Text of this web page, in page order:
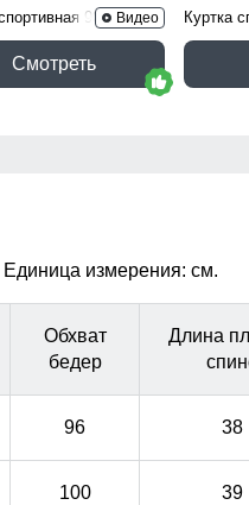
9626_1R
Видео
Смотреть
Куртка
Единица измерения: см.
Обхват
бедер
Длина
96 38
100 39